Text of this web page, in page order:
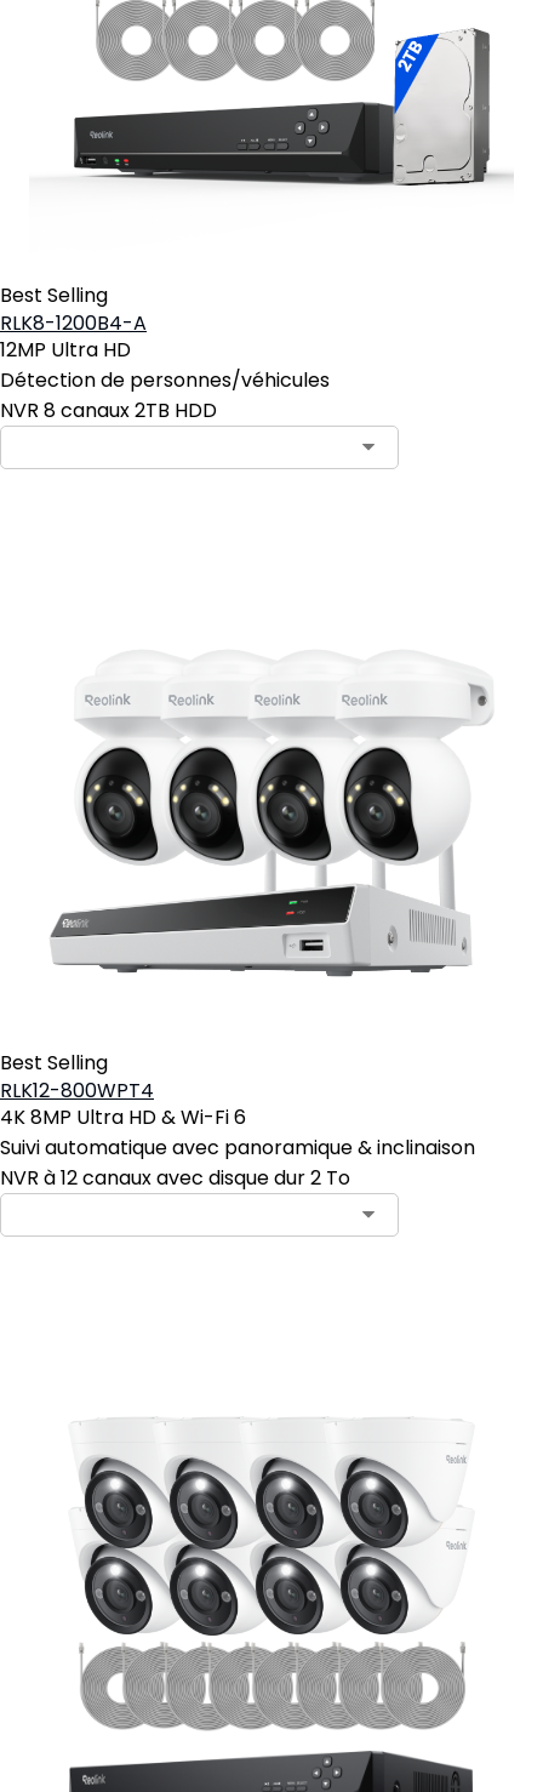
Best Selling
RLK8-1200B4-A
12MP Ultra HD
Détection de personnes/véhicules
NVR 8 canaux 2TB HDD
Best Selling
RLK12-800WPT4
4K 8MP Ultra HD & Wi-Fi 6
Suivi automatique avec panoramique & inclinaison
NVR à 12 canaux avec disque dur 2 To